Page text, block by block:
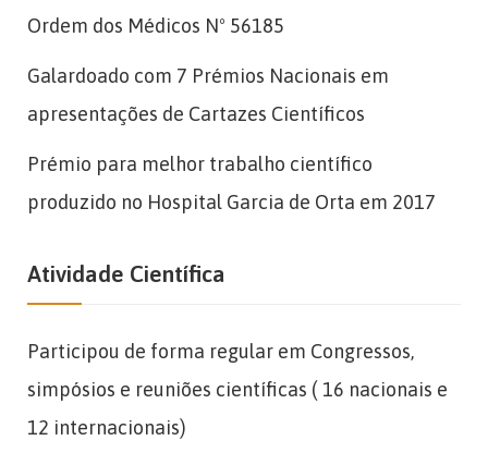
Ordem dos Médicos Nº 56185
Galardoado com 7 Prémios Nacionais em
apresentações de Cartazes Científicos
Prémio para melhor trabalho científico
produzido no Hospital Garcia de Orta em 2017
Atividade Científica
Participou de forma regular em Congressos,
simpósios e reuniões científicas ( 16 nacionais e
12 internacionais)